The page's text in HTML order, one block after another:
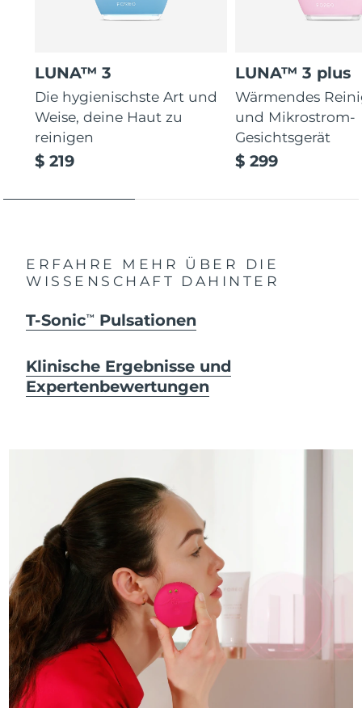
LUNA™ 3
Die hygienischste Art und
Weise, deine Haut zu
reinigen
$ 219
LUNA™ 3 plus
Wärmendes
und Mikrostrom-
Gesichtsgerät
$ 299
ERFAHRE MEHR ÜBER DIE
WISSENSCHAFT DAHINTER
T-SonicTM Pulsationen
Klinische Ergebnisse und
Expertenbewertungen